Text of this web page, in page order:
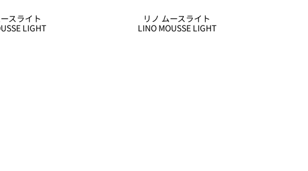
スライト
LIGHT
リノ ムースライト
LINO MOUSSE LIGHT